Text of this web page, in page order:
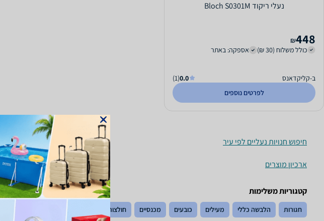
‏נעלי ריקוד Bloch S0301M
448
₪
כולל משלוח (30 ₪)
אספקה: באתר
ב-קליקדאנס 0.0
(1)
לפרטים נוספים
חיפוש חנויות נעליים לפי עיר
ארכיון מוצרים
קטגוריות משלימות
חגורות הלבשה כללי מעילים כובעים מכנסיים חולצות וסריגים